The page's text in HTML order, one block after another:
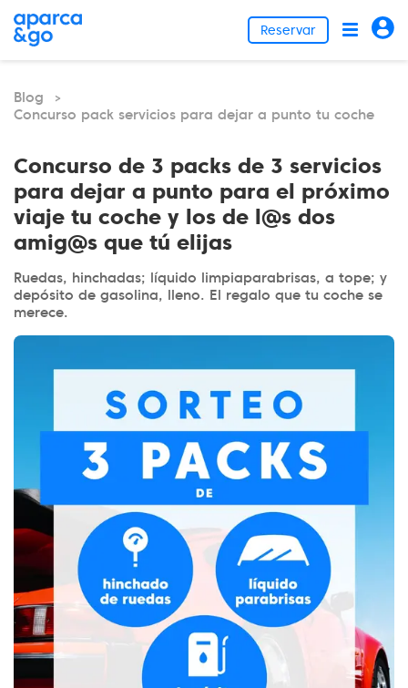
Reservar
Blog >
Concurso pack servicios para dejar a punto tu coche
Concurso de 3 packs de 3 servicios
para dejar a punto para el próximo
viaje tu coche y los de l@s dos
amig@s que tú elijas
Ruedas, hinchadas; líquido limpiaparabrisas, a tope; y
depósito de gasolina, lleno. El regalo que tu coche se
merece.